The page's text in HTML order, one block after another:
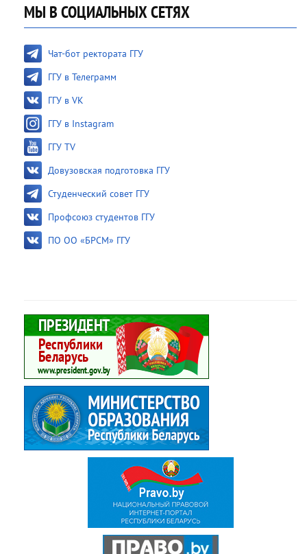
МЫ В СОЦИАЛЬНЫХ СЕТЯХ
Чат-бот ректората ГГУ
ГГУ в Телеграмм
ГГУ в VK
ГГУ в Instagram
ГГУ TV
Довузовская подготовка ГГУ
Студенческий совет ГГУ
Профсоюз студентов ГГУ
ПО ОО «БРСМ» ГГУ